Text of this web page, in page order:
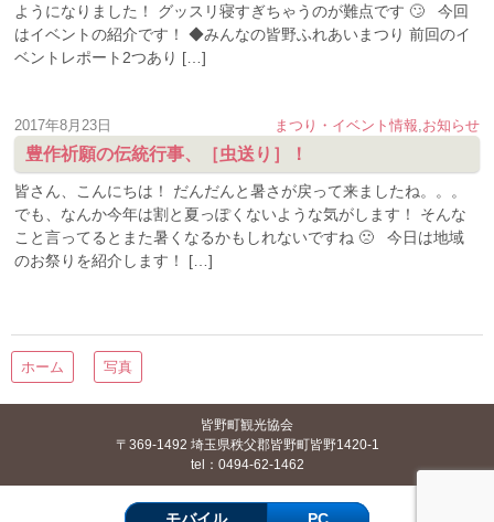
ようになりました！ グッスリ寝すぎちゃうのが難点です 🙄 今回
はイベントの紹介です！ ◆みんなの皆野ふれあいまつり 前回のイ
ベントレポート2つあり […]
まつり・イベント情報 お知らせ
2017年8月23日
豊作祈願の伝統行事、［虫送り］！
皆さん、こんにちは！ だんだんと暑さが戻って来ましたね。。。
でも、なんか今年は割と夏っぽくないような気がします！ そんな
こと言ってるとまた暑くなるかもしれないですね 🙁 今日は地域
のお祭りを紹介します！ […]
ホーム 写真
皆野町観光協会
〒369-1492 埼玉県秩父郡皆野町皆野1420-1
tel：0494-62-1462
モバイル PC